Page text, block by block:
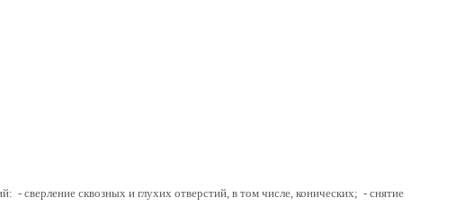
сверление сквозных и глухих отверстий, в том числе, конических; - снятие